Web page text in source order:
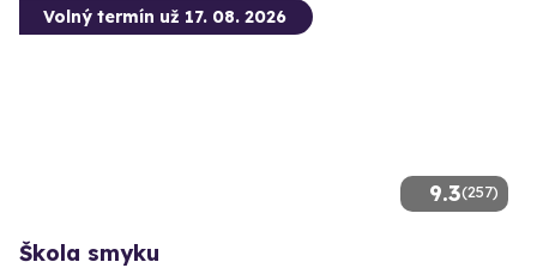
9.3(257)
Volný termín už 17. 08. 2026
Škola smyku